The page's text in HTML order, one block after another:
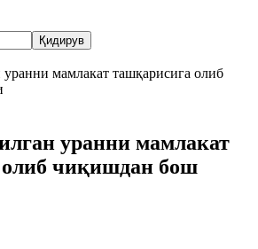
уранни мамлакат
чиқишдан бош